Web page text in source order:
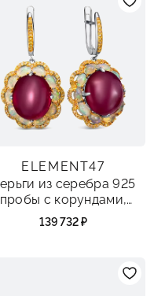
ELEMENT47
из серебра 925
пробы с корундами,
опалами и сапфирами
139 732 ₽